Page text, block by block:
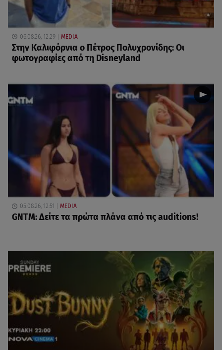
06.08.26, 12:29 MEDIA
Στην Καλιφόρνια ο Πέτρος Πολυχρονίδης: Οι
φωτογραφίες από τη Disneyland
05.08.26, 12:51 MEDIA
GNTM: Δείτε τα πρώτα πλάνα από τις auditions!